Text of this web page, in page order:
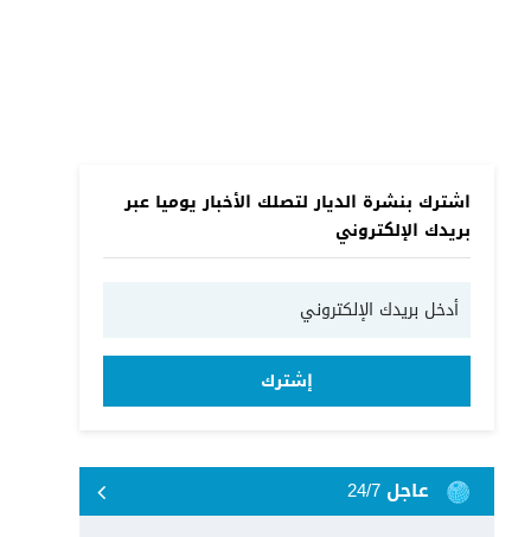
اشترك بنشرة الديار لتصلك الأخبار يوميا عبر
بريدك الإلكتروني
إشترك
عاجل 24/7